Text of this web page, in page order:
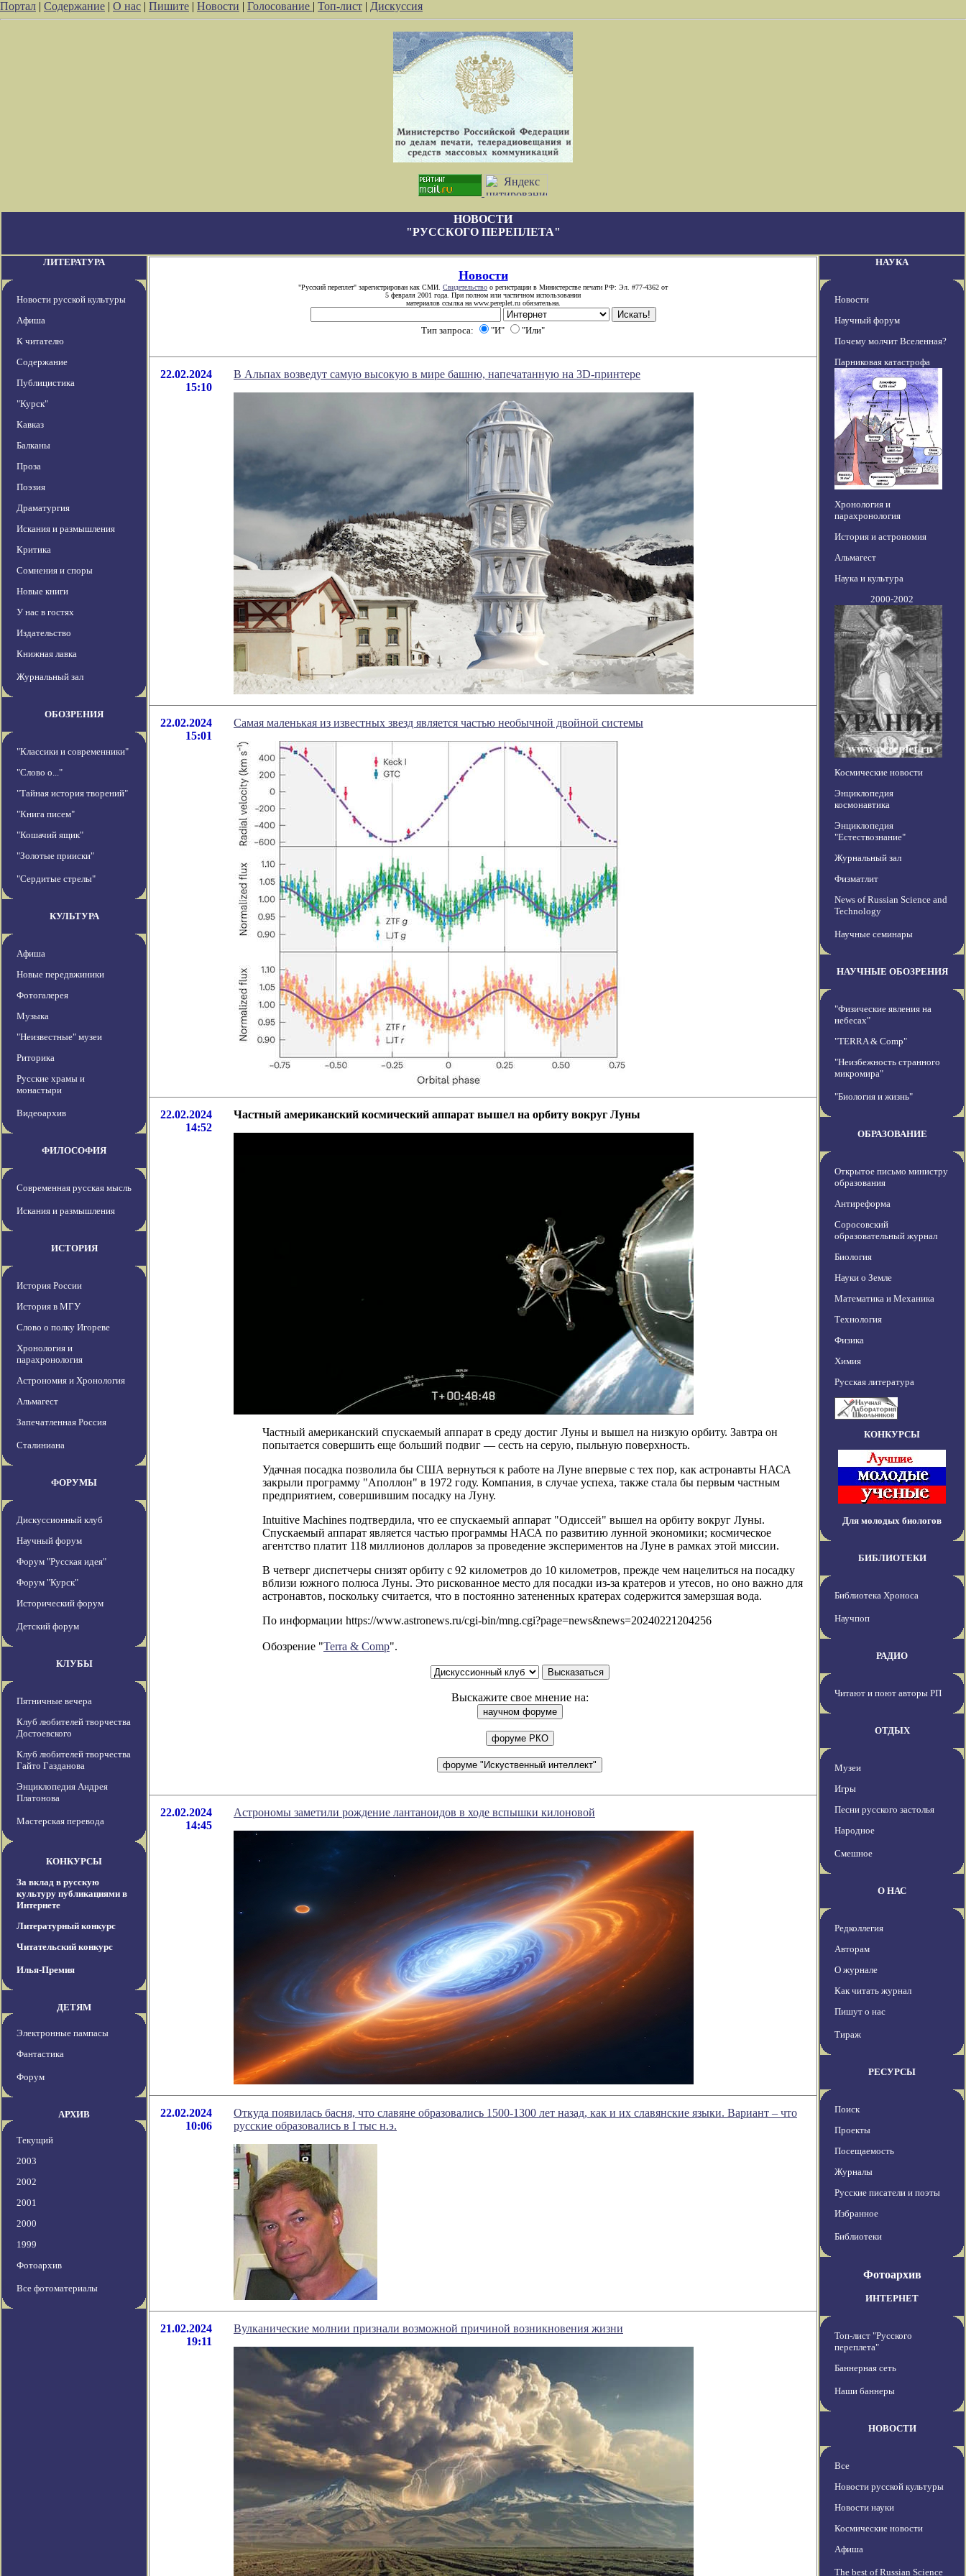
Портал | Содержание | О нас | Пишите | Новости | Голосование | Топ-лист | Дискуссия
НОВОСТИ
"РУССКОГО ПЕРЕПЛЕТА"
ЛИТЕРАТУРА
Новости русской культуры
Афиша
К читателю
Содержание
Публицистика
"Курск"
Кавказ
Балканы
Проза
Поэзия
Драматургия
Искания и размышления
Критика
Сомнения и споры
Новые книги
У нас в гостях
Издательство
Книжная лавка
Журнальный зал
ОБОЗРЕНИЯ
"Классики и современники"
"Слово о..."
"Тайная история творений"
"Книга писем"
"Кошачий ящик"
"Золотые прииски"
"Сердитые стрелы"
КУЛЬТУРА
Афиша
Новые передвжиники
Фотогалерея
Музыка
"Неизвестные" музеи
Риторика
Русские храмы и
монастыри
Видеоархив
ФИЛОСОФИЯ
Современная русская мысль
Искания и размышления
ИСТОРИЯ
История России
История в МГУ
Слово о полку Игореве
Хронология и
парахронология
Астрономия и Хронология
Альмагест
Запечатленная Россия
Сталиниана
ФОРУМЫ
Дискуссионный клуб
Научный форум
Форум "Русская идея"
Форум "Курск"
Исторический форум
Детский форум
КЛУБЫ
Пятничные вечера
Клуб любителей творчества
Достоевского
Клуб любителей творчества
Гайто Газданова
Энциклопедия Андрея
Платонова
Мастерская перевода
КОНКУРСЫ
За вклад в русскую
культуру публикациями в
Интернете
Литературный конкурс
Читательский конкурс
Илья-Премия
ДЕТЯМ
Электронные пампасы
Фантастика
Форум
АРХИВ
Текущий
2003
2002
2001
2000
1999
Фотоархив
Все фотоматериалы
Новости
"Русский переплет" зарегистрирован как СМИ. Свидетельство о регистрации в Министерстве печати РФ: Эл. #77-4362 от
5 февраля 2001 года. При полном или частичном использовании
материалов ссылка на www.pereplet.ru обязательна.
Тип запроса: "И" "Или"
22.02.2024
15:10
В Альпах возведут самую высокую в мире башню, напечатанную на 3D-принтере
22.02.2024
15:01
Самая маленькая из известных звезд является частью необычной двойной системы
22.02.2024
14:52
Частный американский космический аппарат вышел на орбиту вокруг Луны
Частный американский спускаемый аппарат в среду достиг Луны и вышел на низкую орбиту. Завтра он
попытается совершить еще больший подвиг — сесть на серую, пыльную поверхность.
Удачная посадка позволила бы США вернуться к работе на Луне впервые с тех пор, как астронавты НАСА
закрыли программу "Аполлон" в 1972 году. Компания, в случае успеха, также стала бы первым частным
предприятием, совершившим посадку на Луну.
Intuitive Machines подтвердила, что ее спускаемый аппарат "Одиссей" вышел на орбиту вокруг Луны.
Спускаемый аппарат является частью программы НАСА по развитию лунной экономики; космическое
агентство платит 118 миллионов долларов за проведение экспериментов на Луне в рамках этой миссии.
В четверг диспетчеры снизят орбиту с 92 километров до 10 километров, прежде чем нацелиться на посадку
вблизи южного полюса Луны. Это рискованное место для посадки из-за кратеров и утесов, но оно важно для
астронавтов, поскольку считается, что в постоянно затененных кратерах содержится замерзшая вода.
По информации https://www.astronews.ru/cgi-bin/mng.cgi?page=news&news=20240221204256
Обозрение "Terra & Comp".
Выскажите свое мнение на:
22.02.2024
14:45
Астрономы заметили рождение лантаноидов в ходе вспышки килоновой
22.02.2024
10:06
Откуда появилась басня, что славяне образовались 1500-1300 лет назад, как и их славянские языки. Вариант – что
русские образовались в I тыс н.э.
21.02.2024
19:11
Вулканические молнии признали возможной причиной возникновения жизни
НАУКА
Новости
Научный форум
Почему молчит Вселенная?
Парниковая катастрофа
Хронология и
парахронология
История и астрономия
Альмагест
Наука и культура
2000-2002
Космические новости
Энциклопедия
космонавтика
Энциклопедия
"Естествознание"
Журнальный зал
Физматлит
News of Russian Science and
Technology
Научные семинары
НАУЧНЫЕ ОБОЗРЕНИЯ
"Физические явления на
небесах"
"TERRA & Comp"
"Неизбежность странного
микромира"
"Биология и жизнь"
ОБРАЗОВАНИЕ
Открытое письмо министру
образования
Антиреформа
Соросовский
образовательный журнал
Биология
Науки о Земле
Математика и Механика
Технология
Физика
Химия
Русская литература
КОНКУРСЫ
Для молодых биологов
БИБЛИОТЕКИ
Библиотека Хроноса
Научпоп
РАДИО
Читают и поют авторы РП
ОТДЫХ
Музеи
Игры
Песни русского застолья
Народное
Смешное
О НАС
Редколлегия
Авторам
О журнале
Как читать журнал
Пишут о нас
Тираж
РЕСУРСЫ
Поиск
Проекты
Посещаемость
Журналы
Русские писатели и поэты
Избранное
Библиотеки
Фотоархив
ИНТЕРНЕТ
Топ-лист "Русского
переплета"
Баннерная сеть
Наши баннеры
НОВОСТИ
Все
Новости русской культуры
Новости науки
Космические новости
Афиша
The best of Russian Science